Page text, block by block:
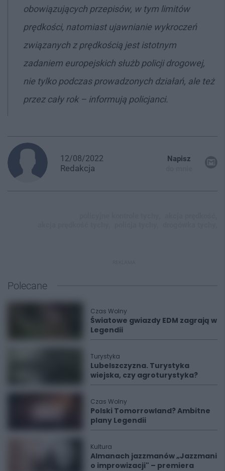
obowiązujących przepisów, w tym limitów
prędkości, natomiast ujawnianie wykroczeń
związanych z prędkością jest istotnym
zadaniem europejskich służb policji drogowej,
nie tylko podczas prowadzonych działań, ale też
przez cały rok – informują policjanci.
12/08/2022
Redakcja
Napisz
Polecane
Czas Wolny
Światowe gwiazdy EDM zagrają w
Legendii
Turystyka
Lubelszczyzna. Turystyka
wiejska, czy agroturystyka?
Czas Wolny
Polski Tomorrowland? Ambitne
plany Legendii
Kultura
Almanach jazzmanów „Jazzmani
o improwizacji" – premiera